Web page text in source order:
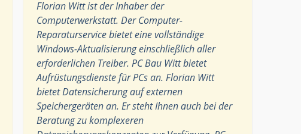
Florian Witt ist der Inhaber der
Computerwerkstatt. Der Computer-
Reparaturservice bietet eine vollständige
Windows-Aktualisierung einschließlich aller
erforderlichen Treiber. PC Bau Witt bietet
Aufrüstungsdienste für PCs an. Florian Witt
bietet Datensicherung auf externen
Speichergeräten an. Er steht Ihnen auch bei der
Beratung zu komplexeren